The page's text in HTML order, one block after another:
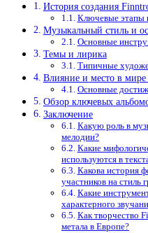
История создания
Ключевые этапы
Музыкальный стиль и
Основные
Темы и лирика
Типичные
Влияние и место в мире
Основные
Обзор ключевых
Заключение
Какую роль в
мелодии?
Какие
используются в
Какова история
участников на стиль
Какие
характерного
Как творчество
метала в Европе?